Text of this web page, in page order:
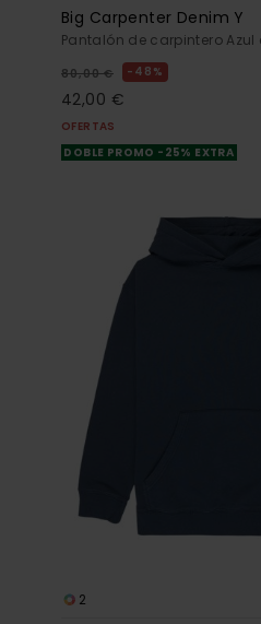
Big Carpenter Denim Y
Pantalón de carpintero Azul
80,00 € 48%
42,00 €
OFERTAS
DOBLE PROMO -25% EXTRA
2